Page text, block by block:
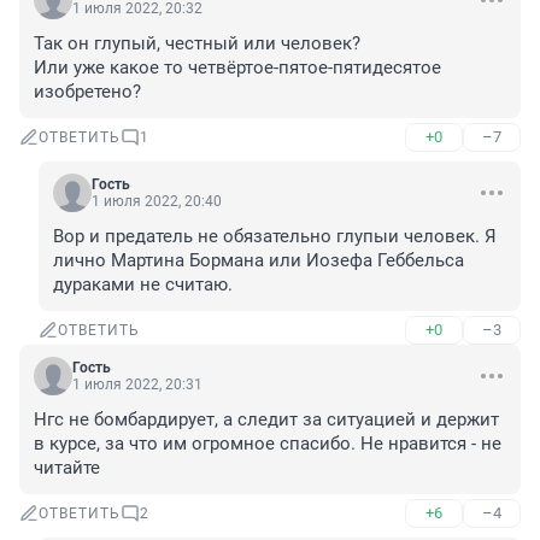
1 июля 2022, 20:32
Так он глупый, честный или человек?
Или уже какое то четвёртое-пятое-пятидесятое
изобретено?
ОТВЕТИТЬ 1 +0 –7
Гость
1 июля 2022, 20:40
Вор и предатель не обязательно глупыи человек. Я
лично Мартина Бормана или Иозефа Геббельса
дураками не считаю.
ОТВЕТИТЬ +0 –3
Гость
1 июля 2022, 20:31
Нгс не бомбардирует, а следит за ситуацией и держит
в курсе, за что им огромное спасибо. Не нравится - не
читайте
ОТВЕТИТЬ 2 +6 –4